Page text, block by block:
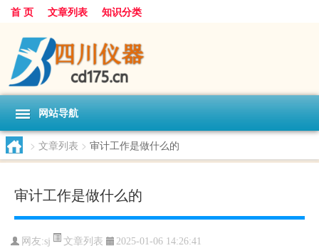
首 页 文章列表 知识分类
网站导航
> 文章列表 > 审计工作是做什么的
审计工作是做什么的
网友:sj 文章列表 2025-01-06 14:26:41